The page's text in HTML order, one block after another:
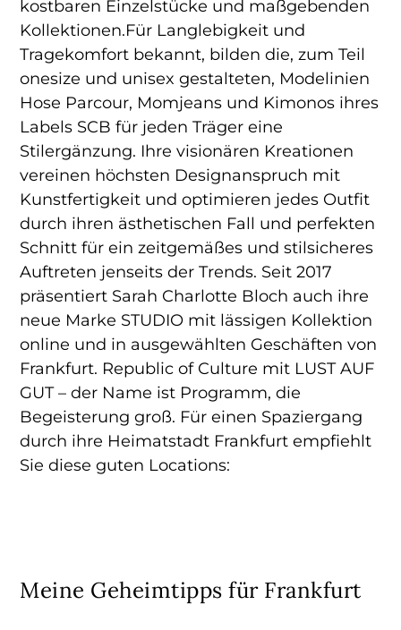
kostbaren Einzelstücke und maßgebenden
Kollektionen.Für Langlebigkeit und
Tragekomfort bekannt, bilden die, zum Teil
onesize und unisex gestalteten, Modelinien
Hose Parcour, Momjeans und Kimonos ihres
Labels SCB für jeden Träger eine
Stilergänzung. Ihre visionären Kreationen
vereinen höchsten Designanspruch mit
Kunstfertigkeit und optimieren jedes Outfit
durch ihren ästhetischen Fall und perfekten
Schnitt für ein zeitgemäßes und stilsicheres
Auftreten jenseits der Trends. Seit 2017
präsentiert Sarah Charlotte Bloch auch ihre
neue Marke STUDIO mit lässigen Kollektion
online und in ausgewählten Geschäften von
Frankfurt. Republic of Culture mit LUST AUF
GUT – der Name ist Programm, die
Begeisterung groß. Für einen Spaziergang
durch ihre Heimatstadt Frankfurt empfiehlt
Sie diese guten Locations:
Meine Geheimtipps für Frankfurt